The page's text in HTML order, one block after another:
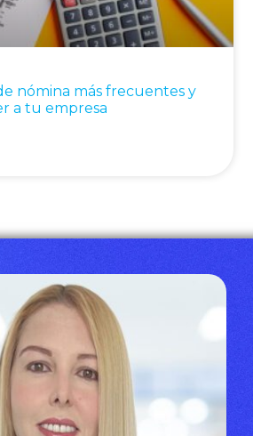
nómina más frecuentes y
a tu empresa